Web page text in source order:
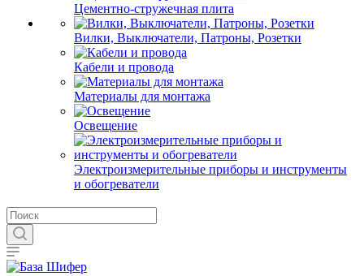
Цементно-стружечная плита
Вилки, Выключатели, Патроны, Розетки
Кабели и провода
Материалы для монтажа
Освещение
Электроизмерительные приборы и инструменты
и обогреватели